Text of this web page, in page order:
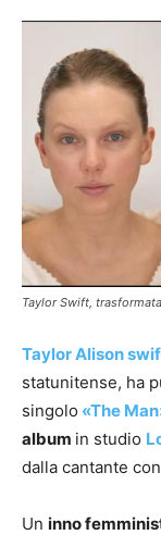
Taylor Swift,
Taylor Alison
statunitense, ha
singolo «The
album in studio
dalla cantante
Un inno